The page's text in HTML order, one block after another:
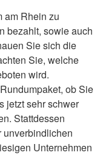
am Rhein zu
bezahlt, sowie auch
Sie sich die
Sie, welche
wird.
ob Sie
jetzt sehr schwer
Stattdessen
unverbindlichen
Unternehmen